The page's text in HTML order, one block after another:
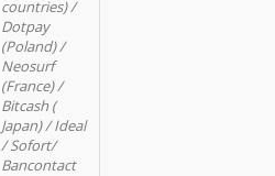
countries) /
Dotpay
(Poland) /
Neosurf
(France) /
Bitcash (
Japan) / Ideal
/ Sofort/
Bancontact